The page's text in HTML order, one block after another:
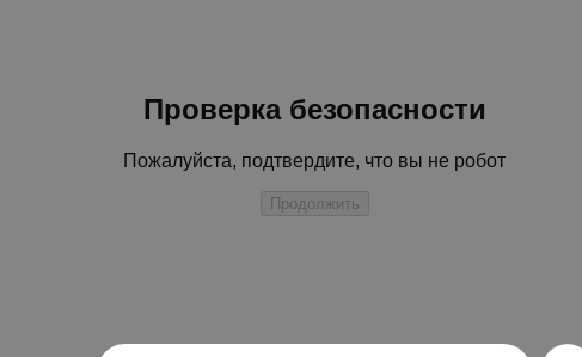
Проверка безопасности
Пожалуйста, подтвердите, что вы не робот
Продолжить